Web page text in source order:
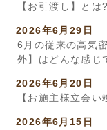
【お引渡し】とは?
2026年6月29日
6月の従来の高気
外】はどんな感じ
2026年6月20日
【お施主様立会
2026年6月15日